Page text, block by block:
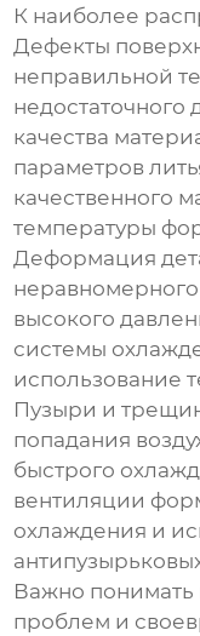
К наиболее
Дефекты
неправильной
недостаточного
качества
параметров
качественного
температуры
Деформация
высокого
системы
использование
Пузыри и
попадания
быстрого
вентиляции
охлаждения и
Важно понимать
проблем и